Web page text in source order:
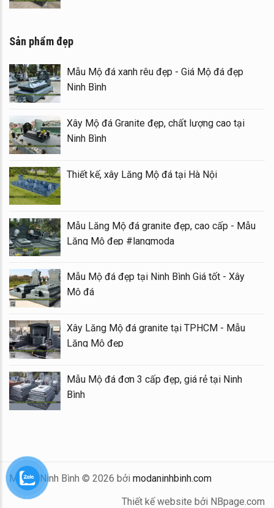
Sản phẩm đẹp
Mẫu Mộ đá xanh rêu đẹp - Giá Mộ đá đẹp
Ninh Bình
Xây Mộ đá Granite đẹp, chất lượng cao tại
Ninh Bình
Thiết kế, xây Lăng Mộ đá tại Hà Nội
Mẫu Lăng Mộ đá granite đẹp, cao cấp - Mẫu
Lăng Mộ đẹp #langmoda
Mẫu Mộ đá đẹp tại Ninh Bình Giá tốt - Xây
Mộ đá
Xây Lăng Mộ đá granite tại TPHCM - Mẫu
Lăng Mộ đẹp
Mẫu Mộ đá đơn 3 cấp đẹp, giá rẻ tại Ninh
Bình
Mộ Đá Ninh Bình © 2026 bởi modaninhbinh.com
Thiết kế website bởi NBpage.com